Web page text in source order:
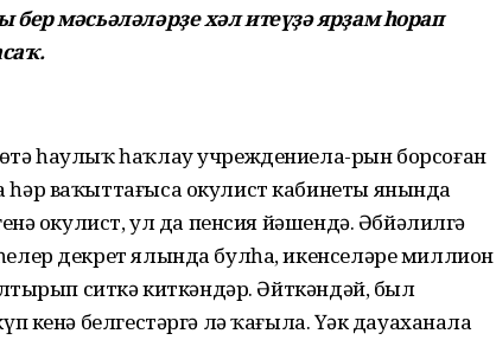
мәсьәләләрҙе хәл итеүҙә ярҙам һорап
һаулыҡ һаҡлау учреждениела-рын борсоған
ваҡыттағыса окулист кабинеты янында
окулист, ул да пенсия йәшендә. Әбйәлилгә
декрет ялында булһа, икенселәре миллион
ситкә киткәндәр. Әйткәндәй, был
кенә белгестәргә лә ҡағыла. Үҙәк дауаханала